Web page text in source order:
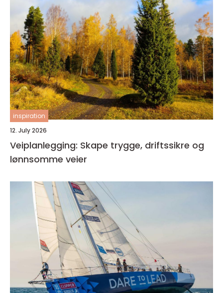
inspiration
12. July 2026
Veiplanlegging: Skape trygge, driftssikre og
lønnsomme veier